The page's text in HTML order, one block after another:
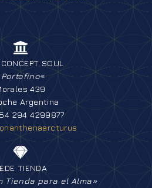
SOUL
Portofino«
439
Argentina
294 4299877
TIENDA
Tienda para el Alma»